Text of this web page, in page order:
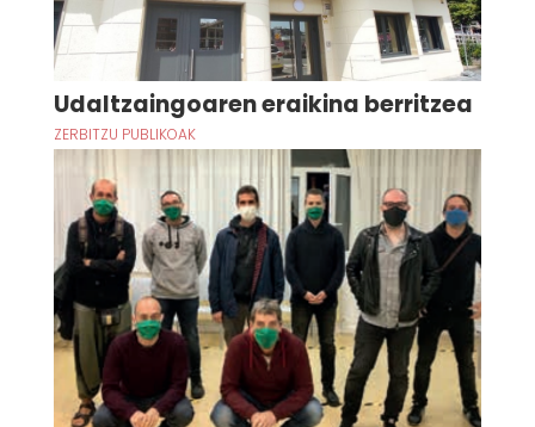
Udaltzaingoaren eraikina berritzea
ZERBITZU PUBLIKOAK